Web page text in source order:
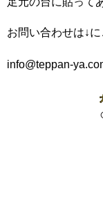
お問い合わせは↓に
info@teppan-